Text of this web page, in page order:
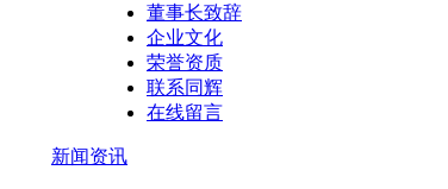
董事长致辞
企业文化
荣誉资质
联系同辉
在线留言
新闻资讯